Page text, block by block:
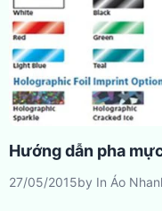
Hướng dẫn pha
27/05/2015by In Áo